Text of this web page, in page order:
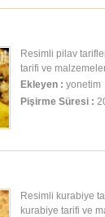
Resimli pilav
tarifi ve
pratik yemek tarifi.
Ekleyen : yonetim
Pişirme Süresi :
Resimli kurabiye
kurabiye tarifi ve